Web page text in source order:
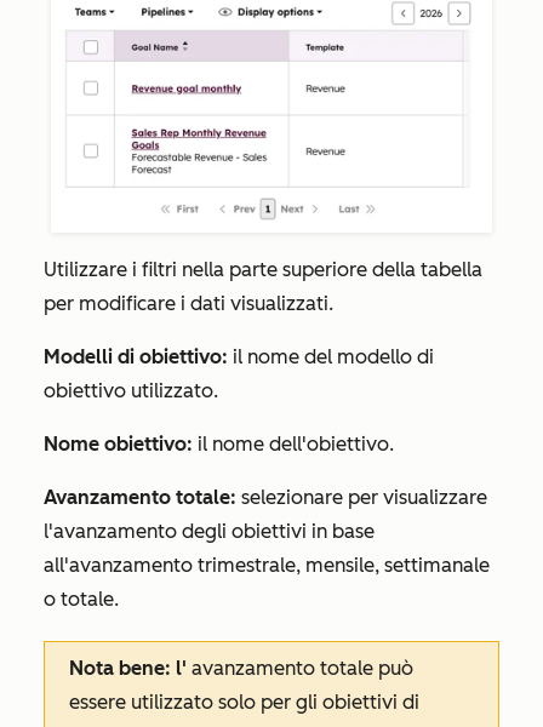
Utilizzare i filtri nella parte superiore della tabella
per modificare i dati visualizzati.
Modelli di obiettivo: il nome del modello di
obiettivo utilizzato.
Nome obiettivo: il nome dell'obiettivo.
Avanzamento totale: selezionare per visualizzare
l'avanzamento degli obiettivi in base
all'avanzamento trimestrale, mensile, settimanale
o totale.
Nota bene: l' avanzamento totale può
essere utilizzato solo per gli obiettivi di